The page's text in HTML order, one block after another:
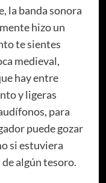
la banda sonora
hizo un
te sientes
medieval,
hay entre
y ligeras
para
puede gozar
si estuviera
algún tesoro.